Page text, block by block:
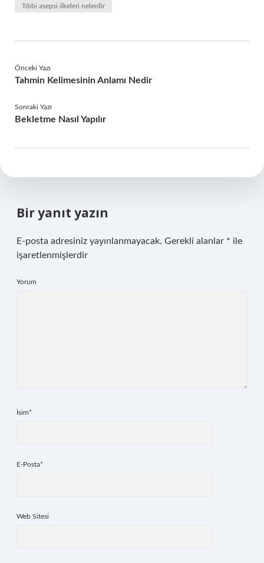
Tıbbi asepsi ilkeleri nelerdir
Önceki Yazı
Tahmin Kelimesinin Anlamı Nedir
Sonraki Yazı
Bekletme Nasıl Yapılır
Bir yanıt yazın
E-posta adresiniz yayınlanmayacak. Gerekli alanlar * ile
işaretlenmişlerdir
Yorum
İsim*
E-Posta*
Web Sitesi